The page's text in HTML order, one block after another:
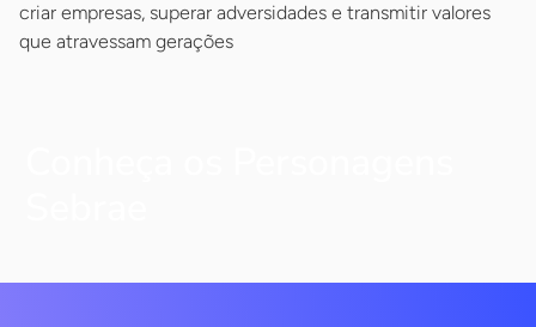
criar empresas, superar adversidades e transmitir valores
que atravessam gerações